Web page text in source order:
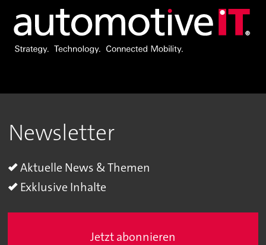
Newsletter
Aktuelle News & Themen
Exklusive Inhalte
Jetzt abonnieren